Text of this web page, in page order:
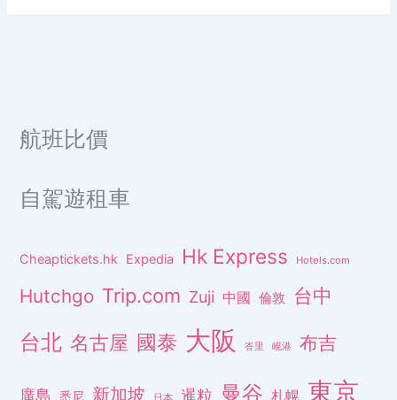
航班比價
自駕遊租車
Cheaptickets.hk Expedia Hk Express Hotels.com
Hutchgo Trip.com Zuji 中國 倫敦 台中
台北 名古屋 國泰 大阪 峇里 峴港 布吉
廣島 悉尼 新加坡 暹粒 曼谷 札幌 東京